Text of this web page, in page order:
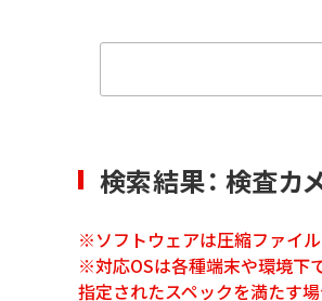
検索結果： 検査カ
※ソフトウェアは圧縮ファイ
※対応OSは各種端末や環境下
指定されたスペックを満たす